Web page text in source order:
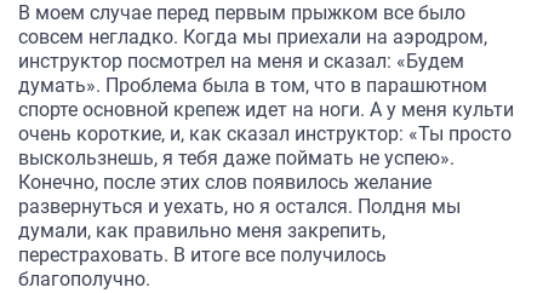
В моем случае перед первым прыжком все было
совсем негладко. Когда мы приехали на аэродром,
инструктор посмотрел на меня и сказал: «Будем
думать». Проблема была в том, что в парашютном
спорте основной крепеж идет на ноги. А у меня культи
очень короткие, и, как сказал инструктор: «Ты просто
выскользнешь, я тебя даже поймать не успею».
Конечно, после этих слов появилось желание
развернуться и уехать, но я остался. Полдня мы
думали, как правильно меня закрепить,
перестраховать. В итоге все получилось
благополучно.